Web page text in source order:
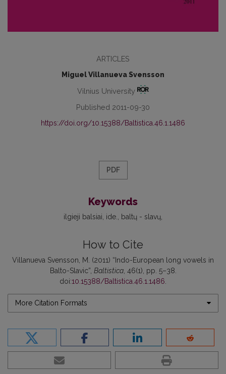
ARTICLES
Miguel Villanueva Svensson
Vilnius University
Published 2011-09-30
https://doi.org/10.15388/Baltistica.46.1.1486
PDF
Keywords
ilgieji balsiai ide. baltų - slavų
How to Cite
Villanueva Svensson, M. (2011) “Indo-European long vowels in
Balto-Slavic”, Baltistica, 46(1), pp. 5–38.
doi:10.15388/Baltistica.46.1.1486
More Citation Formats